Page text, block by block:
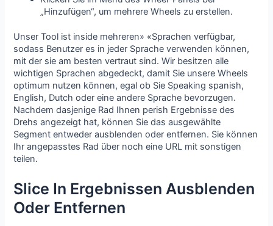
„Hinzufügen“, um mehrere Wheels zu erstellen.
Unser Tool ist inside mehreren» «Sprachen verfügbar,
sodass Benutzer es in jeder Sprache verwenden können,
mit der sie am besten vertraut sind. Wir besitzen alle
wichtigen Sprachen abgedeckt, damit Sie unsere Wheels
optimum nutzen können, egal ob Sie Speaking spanish,
English, Dutch oder eine andere Sprache bevorzugen.
Nachdem dasjenige Rad Ihnen perish Ergebnisse des
Drehs angezeigt hat, können Sie das ausgewählte
Segment entweder ausblenden oder entfernen. Sie können
Ihr angepasstes Rad über noch eine URL mit sonstigen
teilen.
Slice In Ergebnissen Ausblenden
Oder Entfernen